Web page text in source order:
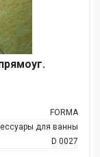
FORMA
для ванны
D 0027